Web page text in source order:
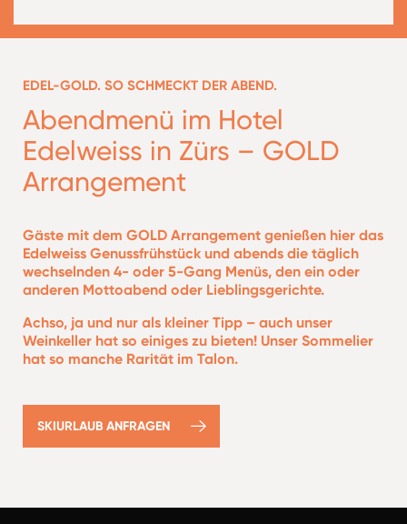
EDEL-GOLD. SO SCHMECKT DER ABEND.
Abendmenü im Hotel
Edelweiss in Zürs – GOLD
Arrangement
Gäste mit dem GOLD Arrangement genießen hier das
Edelweiss Genussfrühstück und abends die täglich
wechselnden 4- oder 5-Gang Menüs, den ein oder
anderen Mottoabend oder Lieblingsgerichte.
Achso, ja und nur als kleiner Tipp – auch unser
Weinkeller hat so einiges zu bieten! Unser Sommelier
hat so manche Rarität im Talon.
SKIURLAUB ANFRAGEN